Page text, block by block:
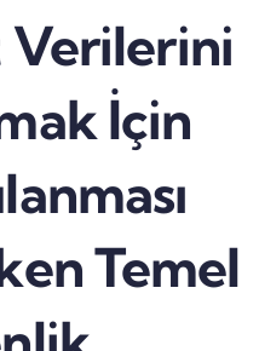
Verilerini
İçin
Temel